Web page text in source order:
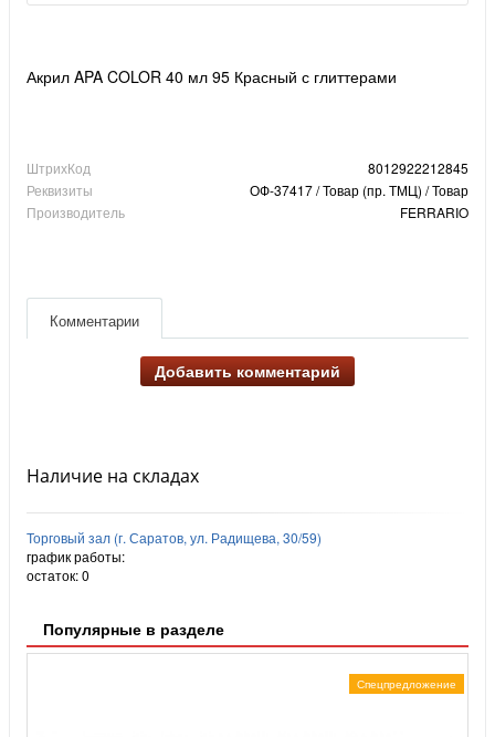
Акрил APA COLOR 40 мл 95 Красный с глиттерами
ШтрихКод
8012922212845
Реквизиты
ОФ-37417 / Товар (пр. ТМЦ) / Товар
Производитель
FERRARIO
Комментарии
Добавить комментарий
Наличие на складах
Торговый зал (г. Саратов, ул. Радищева, 30/59)
график работы:
остаток:0
Популярные в разделе
Спецпредложение